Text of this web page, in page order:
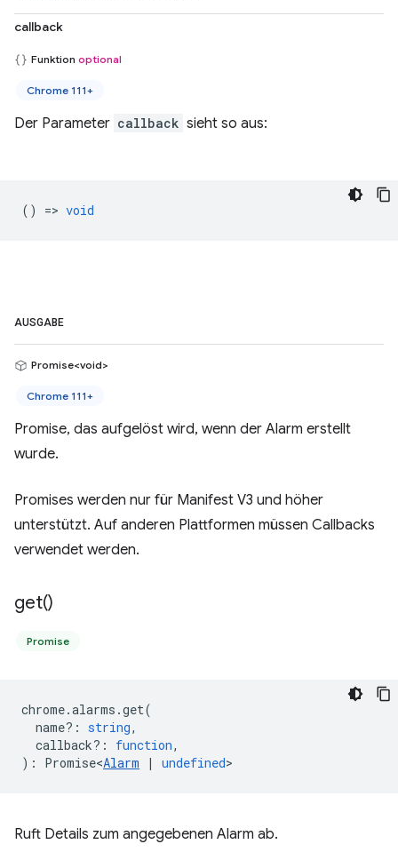
callback
Funktion optional
Chrome 111+
Der Parameter callback sieht so aus:
() => void
AUSGABE
Promise<void>
Chrome 111+
Promise, das aufgelöst wird, wenn der Alarm erstellt
wurde.
Promises werden nur für Manifest V3 und höher
unterstützt. Auf anderen Plattformen müssen Callbacks
verwendet werden.
get()
Promise
chrome.alarms .get(
name? : string,
callback? : function,
) : Promise<Alarm | undefined>
Ruft Details zum angegebenen Alarm ab.